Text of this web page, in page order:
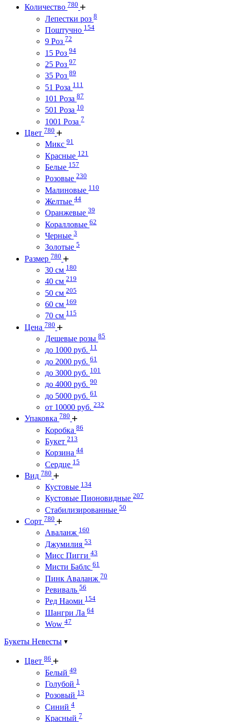
Количество 780
Лепестки роз 8
Поштучно 154
9 Роз 72
15 Роз 94
25 Роз 97
35 Роз 89
51 Роза 111
101 Роза 87
501 Роза 10
1001 Роза 7
Цвет 780
Микс 91
Красные 121
Белые 157
Розовые 230
Малиновые 110
Желтые 44
Оранжевые 39
Коралловые 62
Черные 3
Золотые 5
Размер 780
30 см 180
40 см 219
50 см 205
60 см 169
70 см 115
Цена 780
Дешевые розы 85
до 1000 руб. 11
до 2000 руб. 61
до 3000 руб. 101
до 4000 руб. 90
до 5000 руб. 61
от 10000 руб. 232
Упаковка 780
Коробка 86
Букет 213
Корзина 44
Сердце 15
Вид 780
Кустовые 134
Кустовые Пионовидные 207
Стабилизированные 50
Сорт 780
Аваланж 160
Джумилия 53
Мисс Пигги 43
Мисти Баблс 61
Пинк Аваланж 70
Ревиваль 56
Ред Наоми 154
Шангри Ла 64
Wow 47
Букеты Невесты
Цвет 86
Белый 49
Голубой 1
Розовый 13
Синий 4
Красный 7